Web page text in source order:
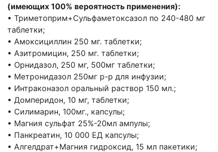
(имеющих 100% вероятность применения):
• Триметоприм+Сульфаметоксазол по 240-480 мг
таблетки;
• Амоксициллин 250 мг. таблетки;
• Азитромицин, 250 мг. таблетки;
• Орнидазол, 250 мг, 500мг таблетки;
• Метронидазол 250мг р-р для инфузии;
• Интраконазол оральный раствор 150 мл.;
• Домперидон, 10 мг, таблетки;
• Силимарин, 100мг., капсулы;
• Магния сульфат 25%-20мл ампулы;
• Панкреатин, 10 000 ЕД капсулы;
• Алгелдрат+Магния гидроксид, 15 мл пакетики;